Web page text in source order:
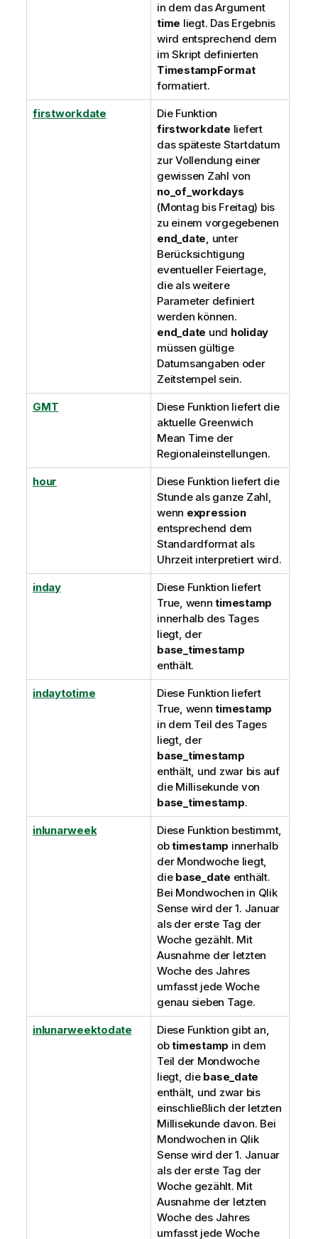
in dem das Argument
time liegt. Das Ergebnis
wird entsprechend dem
im Skript definierten
TimestampFormat
formatiert.
firstworkdate
Die Funktion
firstworkdate liefert
das späteste Startdatum
zur Vollendung einer
gewissen Zahl von
no_of_workdays
(Montag bis Freitag) bis
zu einem vorgegebenen
end_date, unter
Berücksichtigung
eventueller Feiertage,
die als weitere
Parameter definiert
werden können.
end_date und holiday
müssen gültige
Datumsangaben oder
Zeitstempel sein.
GMT
Diese Funktion liefert die
aktuelle Greenwich
Mean Timeder
Regionaleinstellungen.
hour
Diese Funktion liefert die
Stunde als ganze Zahl,
wenn expression
entsprechend dem
Standardformat als
Uhrzeit interpretiert wird.
inday
Diese Funktion liefert
True, wenntimestamp
innerhalb des Tages
liegt, der
base_timestamp
enthält.
indaytotime
Diese Funktion liefert
True, wenntimestamp
in dem Teil des Tages
liegt, der
base_timestamp
enthält, und zwar bis auf
die Millisekunde von
base_timestamp.
inlunarweek
Diese Funktion bestimmt,
obtimestamp innerhalb
der Mondwoche liegt,
die base_date enthält.
Bei Mondwochen in Qlik
Sensewird der 1. Januar
als der erste Tag der
Woche gezählt. Mit
Ausnahme der letzten
Woche des Jahres
umfasst jede Woche
genau sieben Tage.
inlunarweektodate
Diese Funktion gibt an,
obtimestamp in dem
Teil der Mondwoche
liegt, die base_date
enthält, und zwar bis
einschließlich der letzten
Millisekunde davon. Bei
Mondwochen in Qlik
Sensewird der 1. Januar
als der erste Tag der
Woche gezählt. Mit
Ausnahme der letzten
Woche des Jahres
umfasst jede Woche